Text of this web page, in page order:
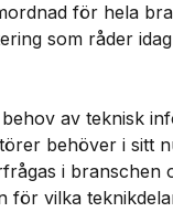
för hela
som råder
av teknisk
behöver i sitt
i branschen
för vilka